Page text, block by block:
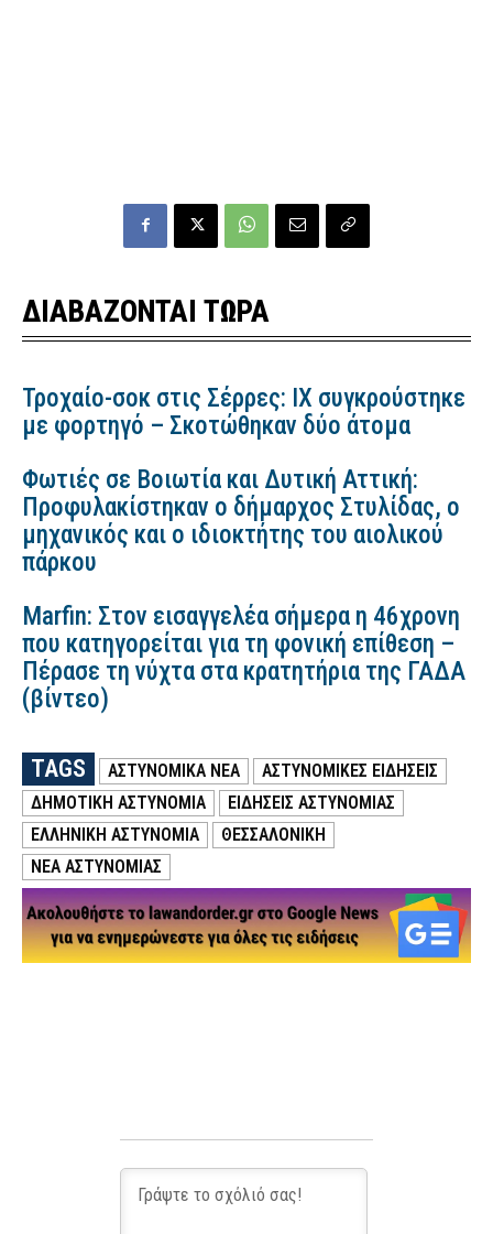
ΔΙΑΒΑΖΟΝΤΑΙ ΤΩΡΑ
Τροχαίο-σοκ στις Σέρρες: ΙΧ συγκρούστηκε
με φορτηγό – Σκοτώθηκαν δύο άτομα
Φωτιές σε Βοιωτία και Δυτική Αττική:
Προφυλακίστηκαν ο δήμαρχος Στυλίδας, ο
μηχανικός και ο ιδιοκτήτης του αιολικού
πάρκου
Marfin: Στον εισαγγελέα σήμερα η 46χρονη
που κατηγορείται για τη φονική επίθεση –
Πέρασε τη νύχτα στα κρατητήρια της ΓΑΔΑ
(βίντεο)
TAGS ΑΣΤΥΝΟΜΙΚΑ ΝΕΑ
ΑΣΤΥΝΟΜΙΚΕΣ ΕΙΔΗΣΕΙΣ
ΔΗΜΟΤΙΚΗ ΑΣΤΥΝΟΜΙΑ
ΕΙΔΗΣΕΙΣ ΑΣΤΥΝΟΜΙΑΣ
ΕΛΛΗΝΙΚΗ ΑΣΤΥΝΟΜΙΑ
ΘΕΣΣΑΛΟΝΙΚΗ
ΝΕΑ ΑΣΤΥΝΟΜΙΑΣ